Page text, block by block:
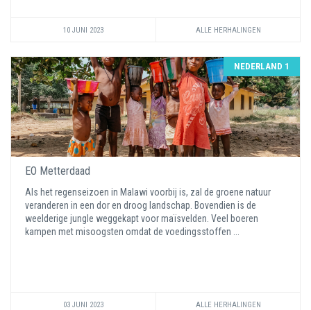
10 JUNI 2023 ALLE HERHALINGEN
NEDERLAND 1
EO Metterdaad
Als het regenseizoen in Malawi voorbij is, zal de groene natuur
veranderen in een dor en droog landschap. Bovendien is de
weelderige jungle weggekapt voor maïsvelden. Veel boeren
kampen met misoogsten omdat de voedingsstoffen ...
03 JUNI 2023 ALLE HERHALINGEN